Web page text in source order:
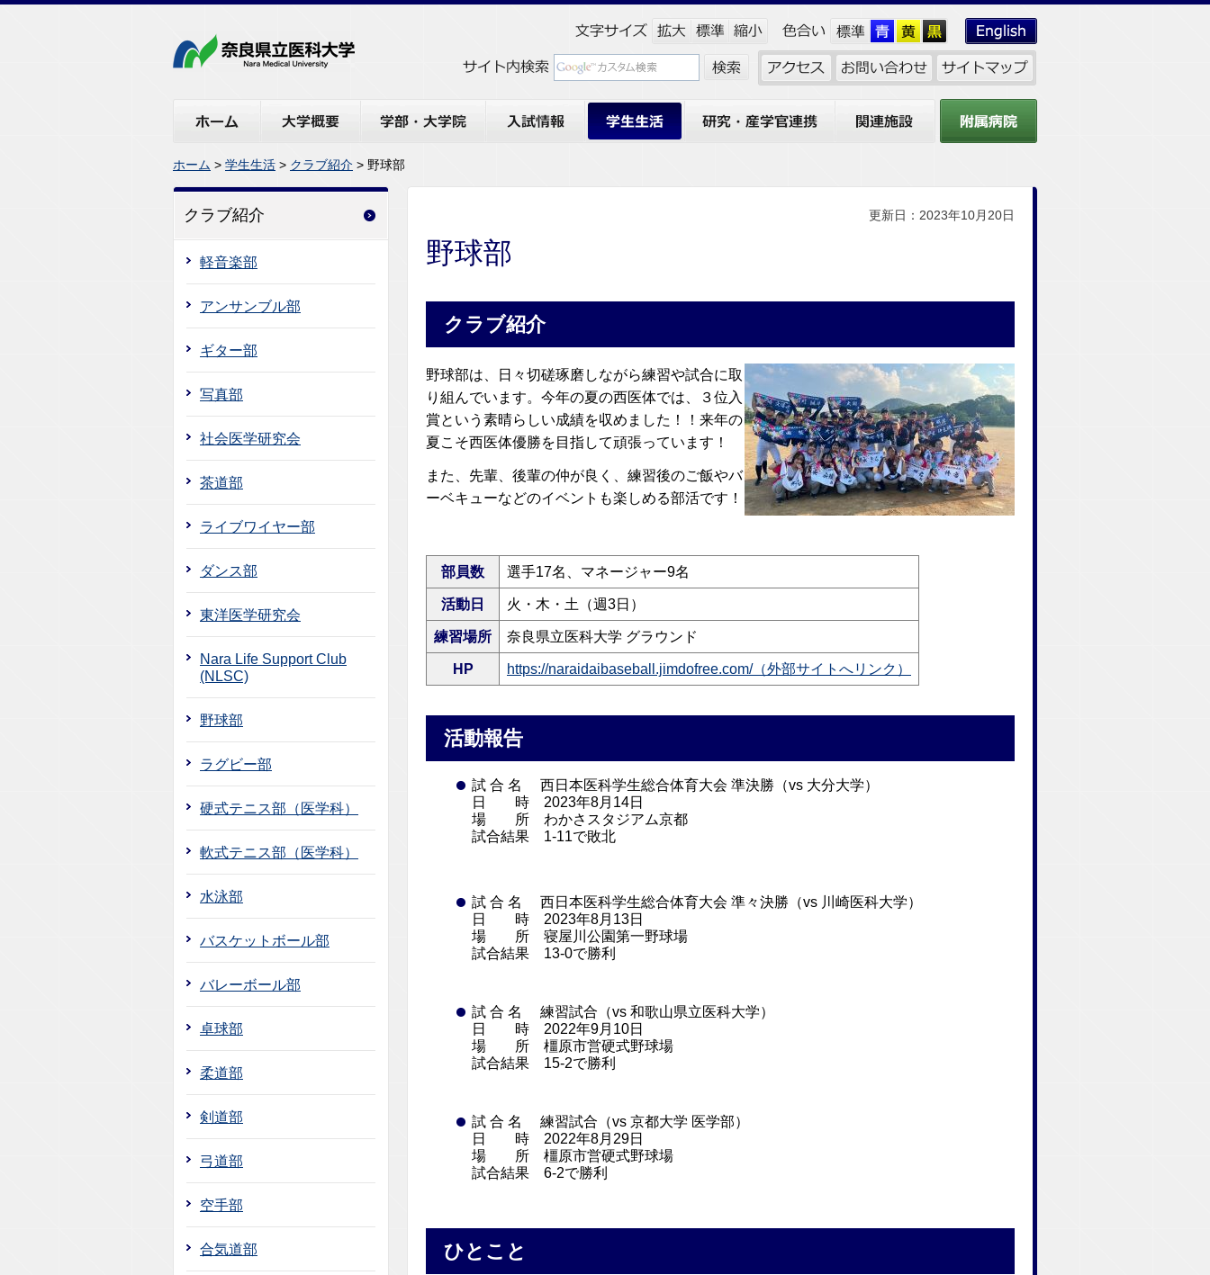
学生生活
ホーム > 学生生活 > クラブ紹介 > 野球部
クラブ紹介
軽音楽部
アンサンブル部
ギター部
写真部
社会医学研究会
茶道部
ライブワイヤー部
ダンス部
東洋医学研究会
Nara Life Support Club
(NLSC)
野球部
ラグビー部
硬式テニス部（医学科）
軟式テニス部（医学科）
水泳部
バスケットボール部
バレーボール部
卓球部
柔道部
剣道部
弓道部
空手部
合気道部
更新日：2023年10月20日
野球部
クラブ紹介
野球部は、日々切磋琢磨しながら練習や試合に取
り組んでいます。今年の夏の西医体では、３位入
賞という素晴らしい成績を収めました！！来年の
夏こそ西医体優勝を目指して頑張っています！
また、先輩、後輩の仲が良く、練習後のご飯やバ
ーベキューなどのイベントも楽しめる部活です！
部員数 選手17名、マネージャー9名
活動日 火・木・土（週3日）
練習場所 奈良県立医科大学 グラウンド
HP https://naraidaibaseball.jimdofree.com/（外部サイトへリンク）
活動報告
試 合 名 西日本医科学生総合体育大会 準決勝（vs 大分大学）
日 時 2023年8月14日
場 所 わかさスタジアム京都
試合結果 1-11で敗北
試 合 名 西日本医科学生総合体育大会 準々決勝（vs 川崎医科大学）
日 時 2023年8月13日
場 所 寝屋川公園第一野球場
試合結果 13-0で勝利
試 合 名 練習試合（vs 和歌山県立医科大学）
日 時 2022年9月10日
場 所 橿原市営硬式野球場
試合結果 15-2で勝利
試 合 名 練習試合（vs 京都大学 医学部）
日 時 2022年8月29日
場 所 橿原市営硬式野球場
試合結果 6-2で勝利
ひとこと